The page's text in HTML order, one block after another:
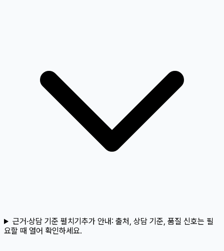
근거·상담 기준 펼치기추가 안내: 출처, 상담 기준, 품질 신호는 필
요할 때 열어 확인하세요.